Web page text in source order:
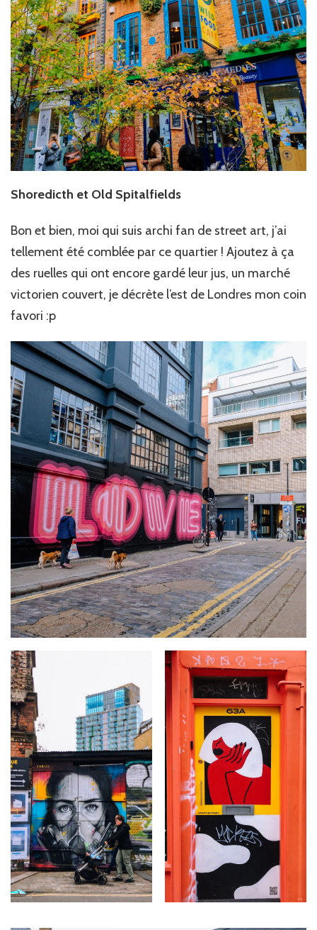
Shoredicth et Old Spitalfields
Bon et bien, moi qui suis archi fan de street art, j’ai
tellement été comblée par ce quartier ! Ajoutez à ça
des ruelles qui ont encore gardé leur jus, un marché
victorien couvert, je décrète l’est de Londres mon coin
favori :p